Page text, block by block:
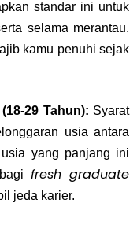
standar ini untuk
selama merantau.
kamu penuhi sejak
29 Tahun): Syarat
usia antara
yang panjang ini
fresh graduate
jeda karier.